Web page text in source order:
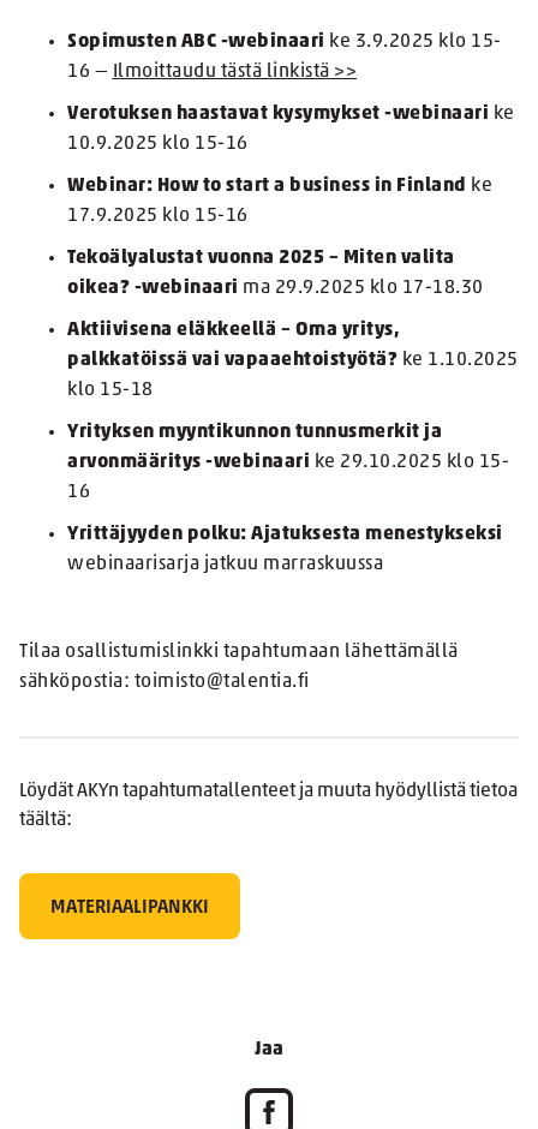
Sopimusten ABC -webinaari ke 3.9.2025 klo 15-
16 — Ilmoittaudu tästä linkistä >>
Verotuksen haastavat kysymykset -webinaari ke
10.9.2025 klo 15-16
Webinar: How to start a business in Finland ke
17.9.2025 klo 15-16
Tekoälyalustat vuonna 2025 – Miten valita
oikea? -webinaari ma 29.9.2025 klo 17-18.30
Aktiivisena eläkkeellä – Oma yritys,
palkkatöissä vai vapaaehtoistyötä? ke 1.10.2025
klo 15-18
Yrityksen myyntikunnon tunnusmerkit ja
arvonmääritys -webinaari ke 29.10.2025 klo 15-
16
Yrittäjyyden polku: Ajatuksesta menestykseksi
webinaarisarja jatkuu marraskuussa
Tilaa osallistumislinkki tapahtumaan lähettämällä
sähköpostia: toimisto@talentia.fi
Löydät AKYn tapahtumatallenteet ja muuta hyödyllistä tietoa
täältä:
MATERIAALIPANKKI
Jaa